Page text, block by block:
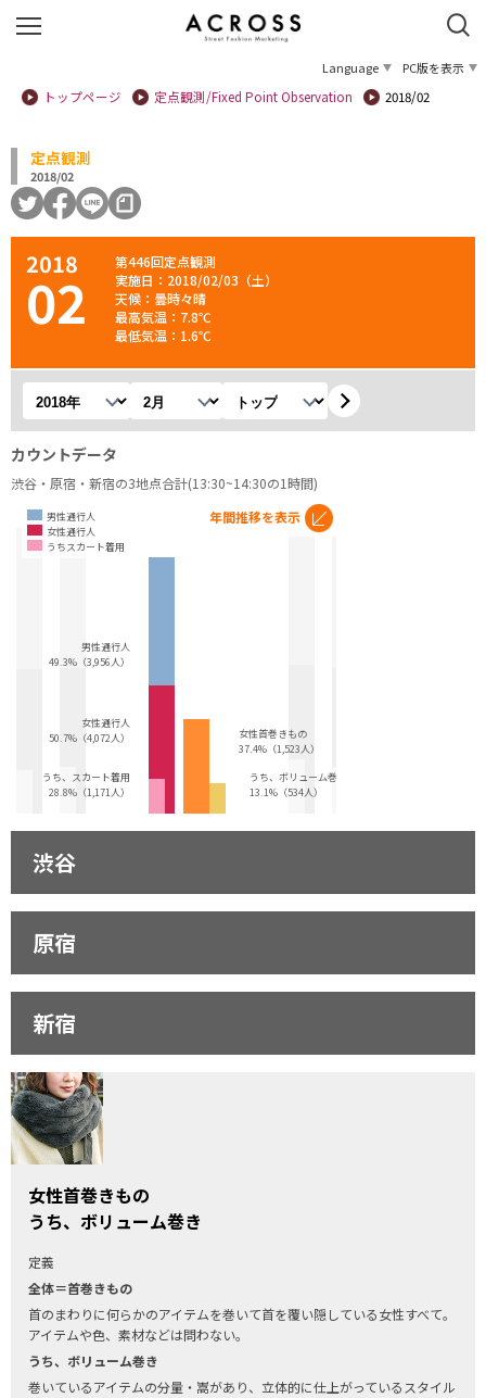
Language
PC版を表示
トップページ
定点観測/Fixed Point Observation 2018/02
定点観測
2018/02
2018
02
第446回定点観測
実施日：2018/02/03（土）
天候：曇時々晴
最高気温：7.8℃
最低気温：1.6℃
年を選択 月を選択 観測地を選択
カウントデータ
渋谷・原宿・新宿の3地点合計(13:30~14:30の1時間)
男性通行人
女性通行人
うちスカート着用
年間推移を表示
男性通行人
49.3%（3,956人）
女性通行人
50.7%（4,072人）
うち、スカート着用
28.8%（1,171人）
女性首巻きもの
37.4%（1,523人）
うち、ボリューム巻き
13.1%（534人）
渋谷
原宿
新宿
女性首巻きもの
うち、ボリューム巻き
定義
全体＝首巻きもの
首のまわりに何らかのアイテムを巻いて首を覆い隠している女性すべて。
アイテムや色、素材などは問わない。
うち、ボリューム巻き
巻いているアイテムの分量・嵩があり、立体的に仕上がっているスタイル